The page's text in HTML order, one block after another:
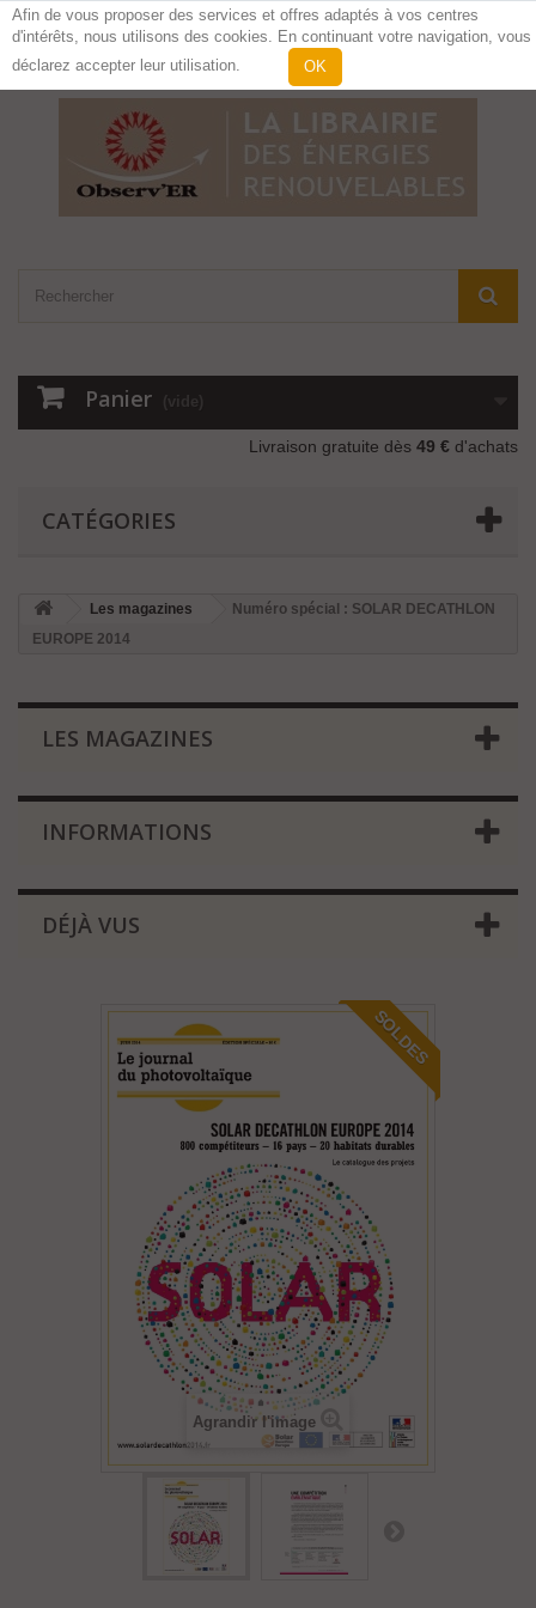
Contactez-nous
Panier (vide)
Livraison gratuite dès 49 € d'achats
CATÉGORIES
Les magazines
Numéro spécial : SOLAR DECATHLON
EUROPE 2014
LES MAGAZINES
INFORMATIONS
DÉJÀ VUS
SOLDES
Agrandir l'image
Afin de vous proposer des services et offres adaptés à vos centres
d'intérêts, nous utilisons des cookies. En continuant votre navigation, vous
déclarez accepter leur utilisation.
OK